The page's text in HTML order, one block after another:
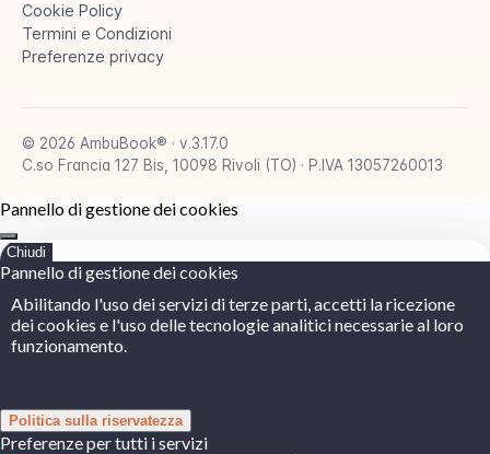
Cookie Policy
Termini e Condizioni
Preferenze privacy
© 2026 AmbuBook® · v.3.17.0
C.so Francia 127 Bis, 10098 Rivoli (TO) · P.IVA 13057260013
Pannello di gestione dei cookies
Chiudi
Pannello di gestione dei cookies
Abilitando l'uso dei servizi di terze parti, accetti la ricezione
dei cookies e l'uso delle tecnologie analitici necessarie al loro
funzionamento.
Politica sulla riservatezza
Preferenze per tutti i servizi